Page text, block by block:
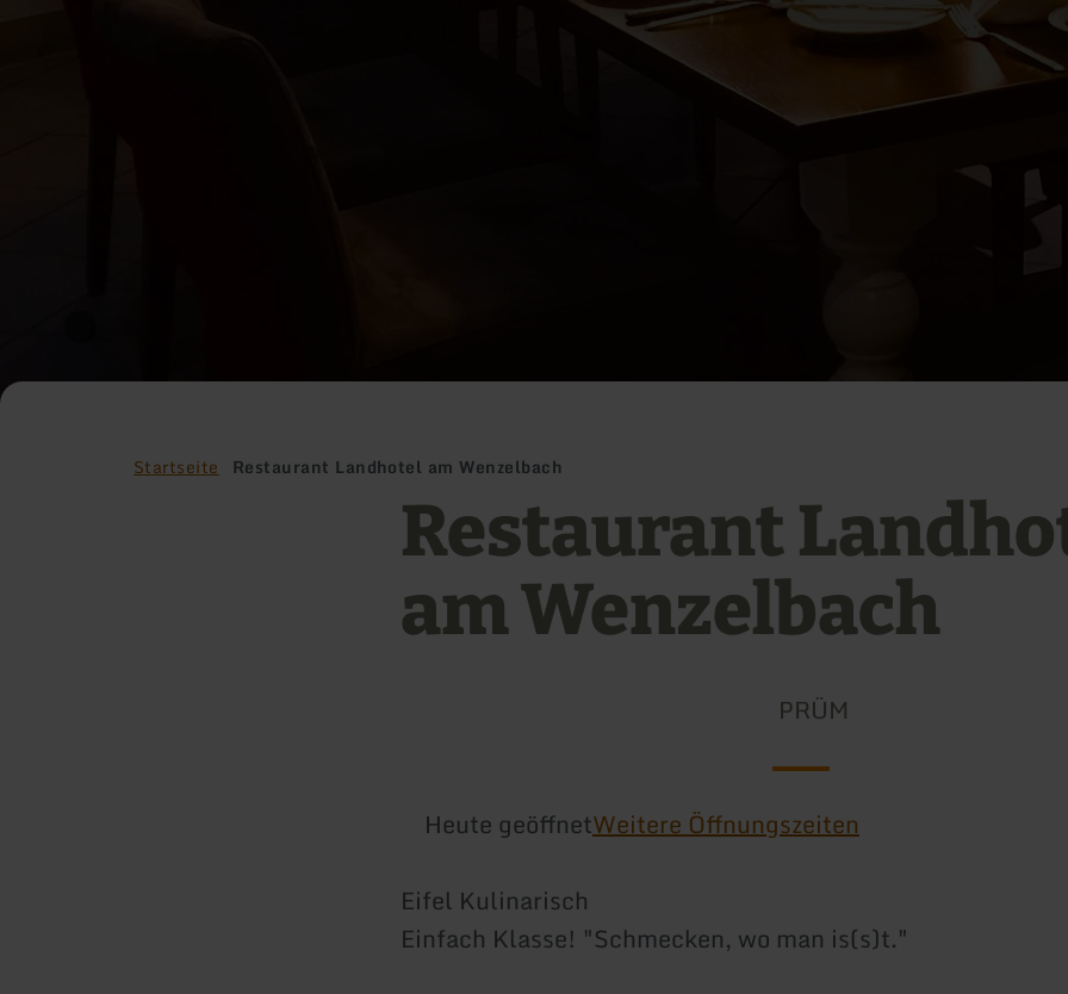
Startseite Restaurant Landhotel am Wenzelbach
Restaurant
am Wenzelbach
PRÜM
Heute geöffnetWeitere Öffnungszeiten
Eifel Kulinarisch
Einfach Klasse! "Schmecken, wo man is(s)t."